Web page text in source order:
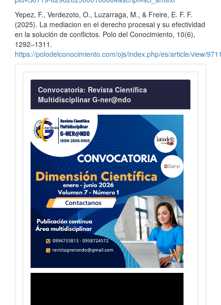
Yepez, F., Verdezoto, O., Luzarraga, M., & Freire, E. F. F.
(2025). La mediacion en el derecho procesal y su efectividad
en la solución de conflictos. Polo del Conocimiento, 10(6),
1292–1311.
https://polodelconocimiento.com/ojs/index.php/es/article/view/
Convocatoria
Convocatoria: Revista Científica
Multidisciplinar G-ner@ndo